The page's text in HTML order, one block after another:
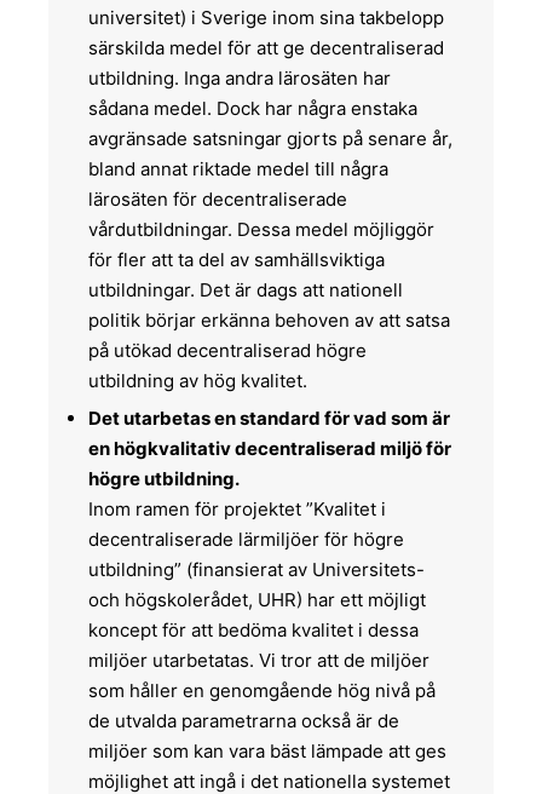
universitet) i Sverige inom sina takbelopp
särskilda medel för att ge decentraliserad
utbildning. Inga andra lärosäten har
sådana medel. Dock har några enstaka
avgränsade satsningar gjorts på senare år,
bland annat riktade medel till några
lärosäten för decentraliserade
vårdutbildningar. Dessa medel möjliggör
för fler att ta del av samhällsviktiga
utbildningar. Det är dags att nationell
politik börjar erkänna behoven av att satsa
på utökad decentraliserad högre
utbildning av hög kvalitet.
Det utarbetas en standard för vad som är
en högkvalitativ decentraliserad miljö för
högre utbildning.
Inom ramen för projektet ”Kvalitet i
decentraliserade lärmiljöer för högre
utbildning” (finansierat av Universitets-
och högskolerådet, UHR) har ett möjligt
koncept för att bedöma kvalitet i dessa
miljöer utarbetatas. Vi tror att de miljöer
som håller en genomgående hög nivå på
de utvalda parametrarna också är de
miljöer som kan vara bäst lämpade att ges
möjlighet att ingå i det nationella systemet